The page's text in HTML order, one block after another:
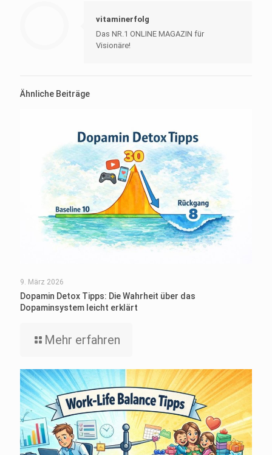
vitaminerfolg
Das NR.1 ONLINE MAGAZIN für
Visionäre!
Ähnliche Beiträge
9. März 2026
Dopamin Detox Tipps: Die Wahrheit über das
Dopaminsystem leicht erklärt
Mehr erfahren